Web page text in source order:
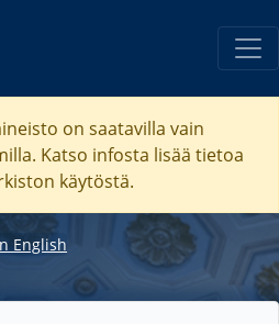
on saatavilla vain
Katso infosta lisää tietoa
käytöstä.
English